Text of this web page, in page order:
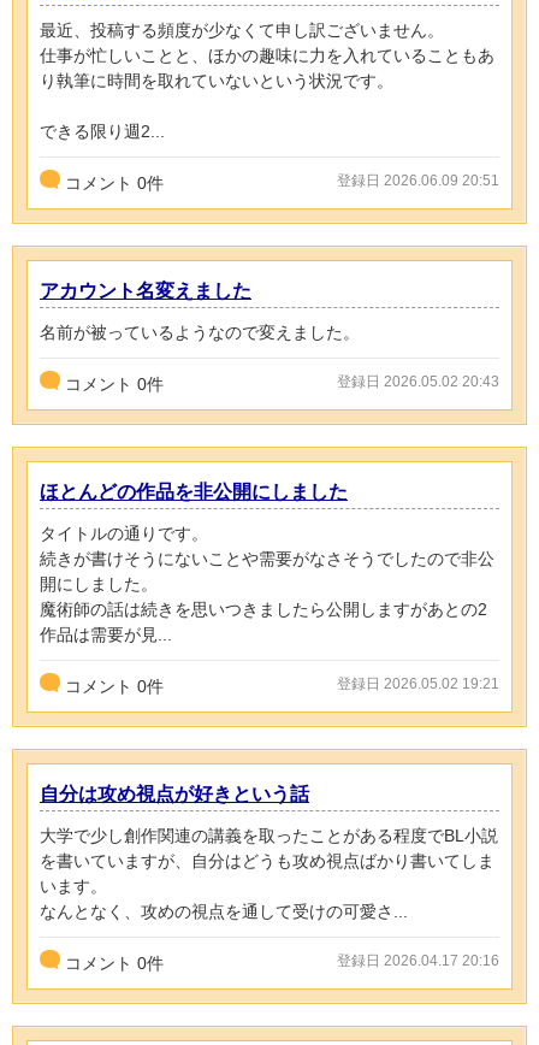
最近、投稿する頻度が少なくて申し訳ございません。
仕事が忙しいことと、ほかの趣味に力を入れていることもあ
り執筆に時間を取れていないという状況です。
できる限り週2...
コメント 0件 登録日 2026.06.09 20:51
アカウント名変えました
名前が被っているようなので変えました。
コメント 0件 登録日 2026.05.02 20:43
ほとんどの作品を非公開にしました
タイトルの通りです。
続きが書けそうにないことや需要がなさそうでしたので非公
開にしました。
魔術師の話は続きを思いつきましたら公開しますがあとの2
作品は需要が見...
コメント 0件 登録日 2026.05.02 19:21
自分は攻め視点が好きという話
大学で少し創作関連の講義を取ったことがある程度でBL小説
を書いていますが、自分はどうも攻め視点ばかり書いてしま
います。
なんとなく、攻めの視点を通して受けの可愛さ...
コメント 0件 登録日 2026.04.17 20:16